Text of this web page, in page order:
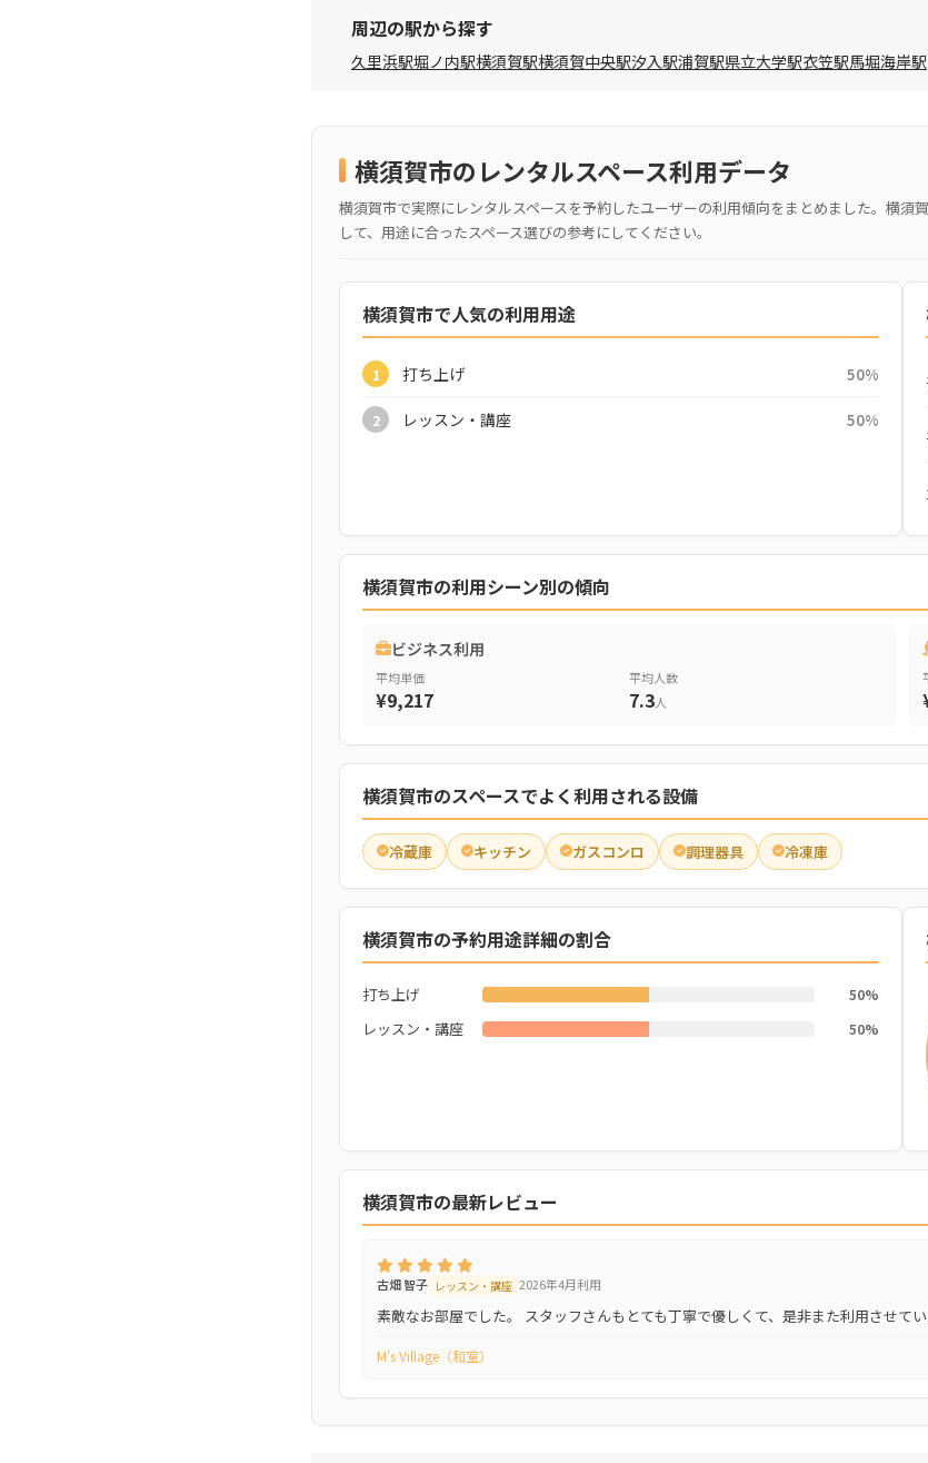
周辺の駅から探す
久里浜駅堀ノ内駅横須賀駅横須賀中央駅汐入駅浦賀駅県立大学駅衣笠駅馬堀海岸駅
横須賀市のレンタルスペース利用データ
横須賀市で実際にレンタルスペースを予約したユーザーの利用傾向をまとめました。横
して、用途に合ったスペース選びの参考にしてください。
横須賀市で人気の利用用途
1 打ち上げ 50%
2 レッスン・講座 50%
横須賀市の利用シーン別の傾向
ビジネス利用
平均単価
¥9,217
平均人数
7.3人
横須賀市のスペースでよく利用される設備
冷蔵庫 キッチン ガスコンロ 調理器具 冷凍庫
横須賀市の予約用途詳細の割合
打ち上げ 50%
レッスン・講座 50%
横須賀市の最新レビュー
古畑 智子 レッスン・講座 2026年4月利用
素敵なお部屋でした。 スタッフさんもとても丁寧で優しくて、是非また利用させて
M's Village（和室）